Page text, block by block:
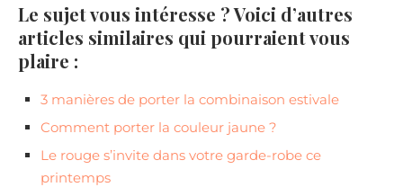
Le sujet vous intéresse ? Voici d’autres
articles similaires qui pourraient vous
plaire :
3 manières de porter la combinaison estivale
Comment porter la couleur jaune ?
Le rouge s’invite dans votre garde-robe ce
printemps